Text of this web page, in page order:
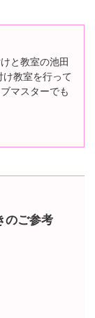
と教室の池田
教室を行って
マスターでも
のご参考